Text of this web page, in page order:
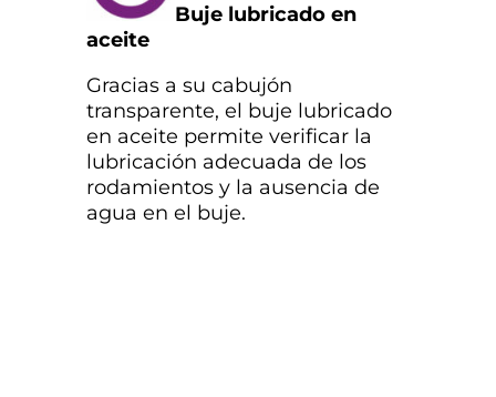
Buje lubricado en
aceite
Gracias a su cabujón
transparente, el buje lubricado
en aceite permite verificar la
lubricación adecuada de los
rodamientos y la ausencia de
agua en el buje.